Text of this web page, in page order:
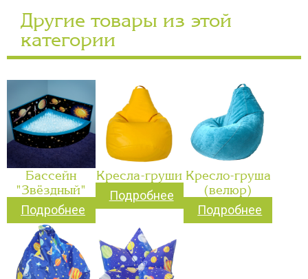
Другие товары из этой
категории
Бассейн
"Звёздный"
Подробнее
Кресла-груши
Подробнее
Кресло-груша
(велюр)
Подробнее